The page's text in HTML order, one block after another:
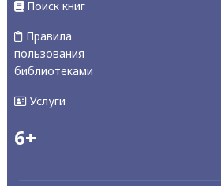
Поиск книг
Правила
пользования
библиотеками
Услуги
6+